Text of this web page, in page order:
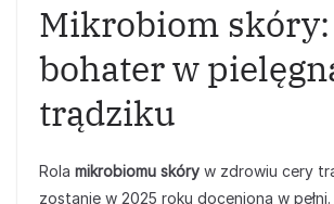
Mikrobiom
bohater w
trądziku
Rola mikrobiomu skóry w zdrowiu cery
zostanie w 2025 roku doceniona w